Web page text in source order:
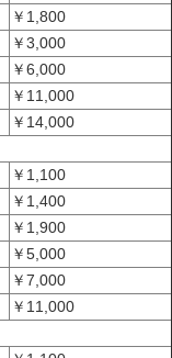
￥1,800
￥3,000
￥6,000
￥11,000
￥14,000
￥1,100
￥1,400
￥1,900
￥5,000
￥7,000
￥11,000